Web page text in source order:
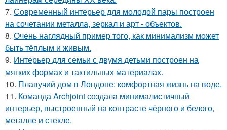
7. Современный интерьер для молодой пары построен
на сочетании металла, зеркал и арт - объектов.
8. Очень наглядный пример того, как минимализм может
быть тёплым и живым.
9. Интерьер для семьи с двумя детьми построен на
мягких формах и тактильных материалах.
10. Плавучий дом в Лондоне: комфортная жизнь на воде.
11. Команда Archjoint создала минималистичный
интерьер, выстроенный на контрасте чёрного и белого,
металле и стекле.